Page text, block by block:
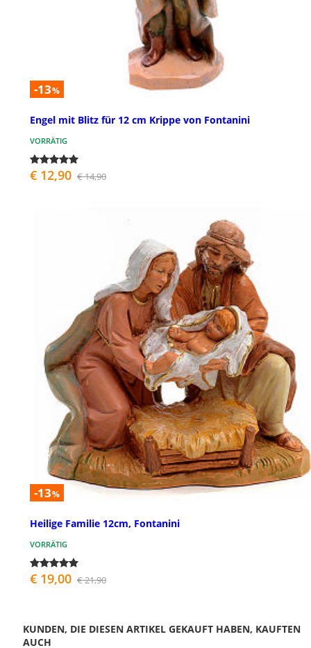
-13%
Engel mit Blitz für 12 cm Krippe von Fontanini
VORRÄTIG
€ 12,90 € 14,90
-13%
Heilige Familie 12cm, Fontanini
VORRÄTIG
€ 19,00 € 21,90
KUNDEN, DIE DIESEN ARTIKEL GEKAUFT HABEN, KAUFTEN
AUCH